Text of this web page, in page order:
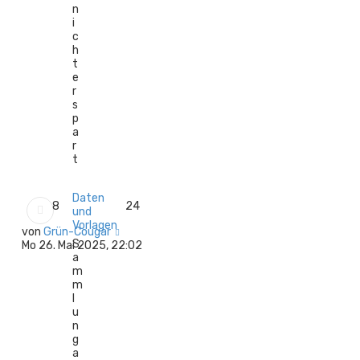
n
i
c
h
t
e
r
s
p
a
r
t
Daten
und
Vorlagen
S
a
m
m
u
n
g
a
8
24
von Grün-Cougar
e
Mo 26. Mai 2025, 22:02